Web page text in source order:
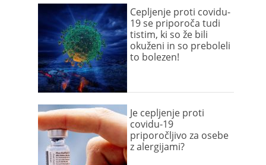
Cepljenje proti covidu-
19 se priporoča tudi
tistim, ki so že bili
okuženi in so preboleli
to bolezen!
Je cepljenje proti
covidu-19
priporočljivo za osebe
z alergijami?